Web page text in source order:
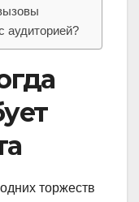
аудиторией?
торжеств